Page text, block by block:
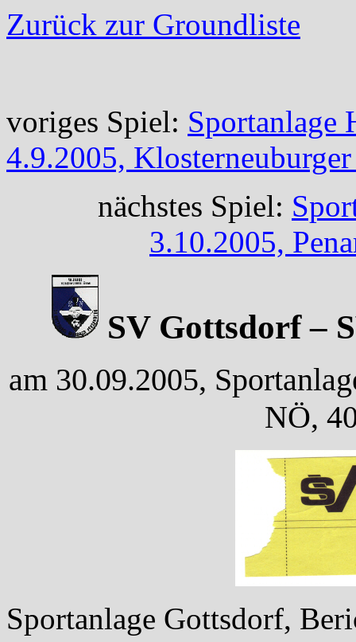
Zurück zur Groundliste
voriges Spiel: Sportanlage
4.9.2005,
nächstes Spiel:
3.10.2005,
SV Gottsdorf –
am 30.09.2005,
NÖ,
Sportanlage Gottsdorf,